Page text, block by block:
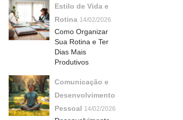
Estilo de Vida e
Rotina 14/02/2026
Como Organizar
Sua Rotina e Ter
Dias Mais
Produtivos
Comunicação e
Desenvolvimento
Pessoal 14/02/2026